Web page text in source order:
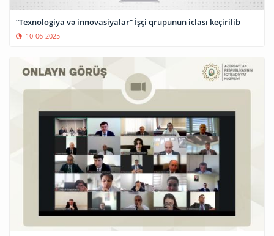
“Texnologiya və innovasiyalar” İşçi qrupunun iclası keçirilib
10-06-2025